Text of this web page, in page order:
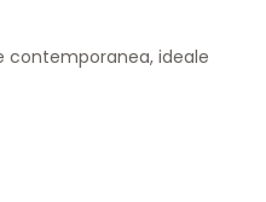
contemporanea, ideale